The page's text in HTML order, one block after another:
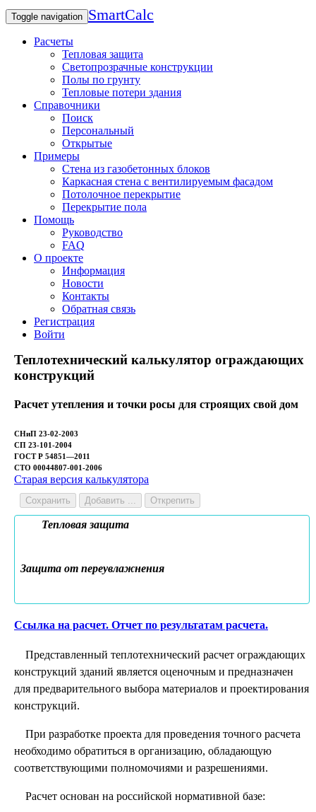
Toggle navigation SmartCalc
Расчеты
Тепловая защита
Светопрозрачные конструкции
Полы по грунту
Тепловые потери здания
Справочники
Поиск
Персональный
Открытые
Примеры
Стена из газобетонных блоков
Каркасная стена с вентилируемым фасадом
Потолочное перекрытие
Перекрытие пола
Помощь
Руководство
FAQ
О проекте
Информация
Новости
Контакты
Обратная связь
Регистрация
Войти
Теплотехнический калькулятор ограждающих
конструкций
Расчет утепления и точки росы для строящих свой дом
СНиП 23-02-2003
СП 23-101-2004
ГОСТ Р 54851—2011
СТО 00044807-001-2006
Старая версия калькулятора
Сохранить Добавить ... Открепить
Тепловая защита
Защита от переувлажнения
Ссылка на расчет. Отчет по результатам расчета.
Представленный теплотехнический расчет ограждающих
конструкций зданий является оценочным и предназначен
для предварительного выбора материалов и проектирования
конструкций.
При разработке проекта для проведения точного расчета
необходимо обратиться в организацию, обладающую
соответствующими полномочиями и разрешениями.
Расчет основан на российской нормативной базе: